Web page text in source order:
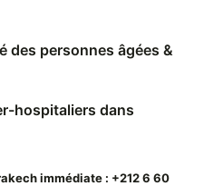
des personnes âgées &
hospitaliers dans
immédiate : +212 6 60